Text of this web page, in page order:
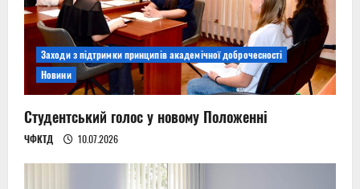
Заходи з підтримки принципів академічної доброчесності
Новини
Студентський голос у новому Положенні
ЧФКТД 10.07.2026